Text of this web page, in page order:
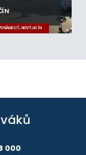
NÁMĚSTÍ, NOVÝ JIČÍN
000